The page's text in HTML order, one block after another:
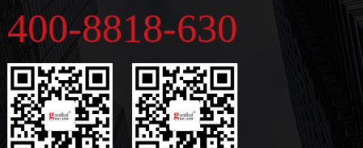
400-8818-630